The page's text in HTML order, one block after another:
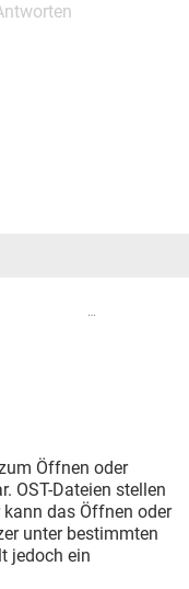
Öffnen oder
OST-Dateien stellen
das Öffnen oder
unter bestimmten
jedoch ein